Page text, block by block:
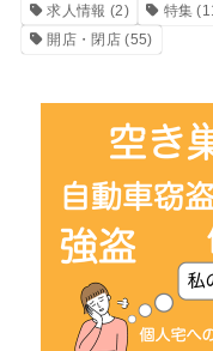
求人情報 (2) 特集
開店・閉店(55)